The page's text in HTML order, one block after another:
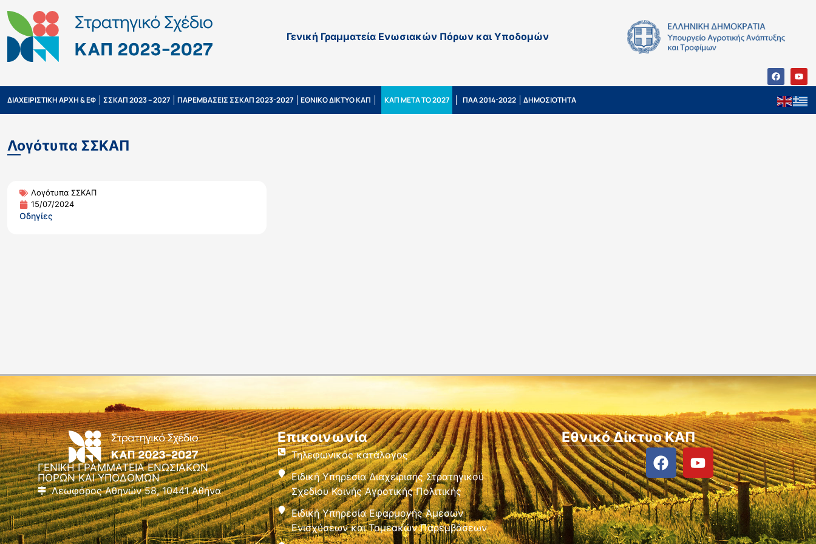
Γενική Γραμματεία Ενωσιακών Πόρων και Υποδομών
ΔΙΑΧΕΙΡΙΣΤΙΚΗ ΑΡΧΗ & ΕΦ ΣΣΚΑΠ 2023 – 2027 ΠΑΡΕΜΒΑΣΕΙΣ ΣΣΚΑΠ 2023-2027 ΕΘΝΙΚΟ ΔΙΚΤΥΟ ΚΑΠ ΚΑΠ ΜΕΤΑ ΤΟ 2027 ΠΑΑ 2014-2022 ΔΗΜΟΣΙΟΤΗΤΑ
Λογότυπα ΣΣΚΑΠ
Λογότυπα ΣΣΚΑΠ
15/07/2024
Οδηγίες
ΓΕΝΙΚΗ ΓΡΑΜΜΑΤΕΙΑ ΕΝΩΣΙΑΚΩΝ
ΠΟΡΩΝ ΚΑΙ ΥΠΟΔΟΜΩΝ
Λεωφόρος Αθηνών 58, 10441 Αθήνα
Επικοινωνία
Τηλεφωνικός κατάλογος
Ειδική Υπηρεσία Διαχείρισης Στρατηγικού
Σχεδίου Κοινής Αγροτικής Πολιτικής
Ειδική Υπηρεσία Εφαρμογής Άμεσων
Ενισχύσεων και Τομεακών Παρεμβάσεων
Εθνικό Δίκτυο ΚΑΠ